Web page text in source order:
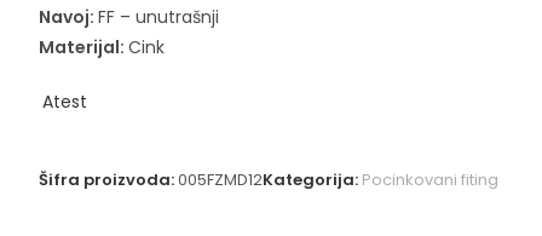
Navoj:FF – unutrašnji
Materijal:Cink
Atest
Šifra proizvoda:005FZMD12Kategorija: Pocinkovani fiting